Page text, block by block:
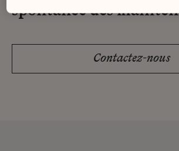
spontanée dès
Contactez-nous